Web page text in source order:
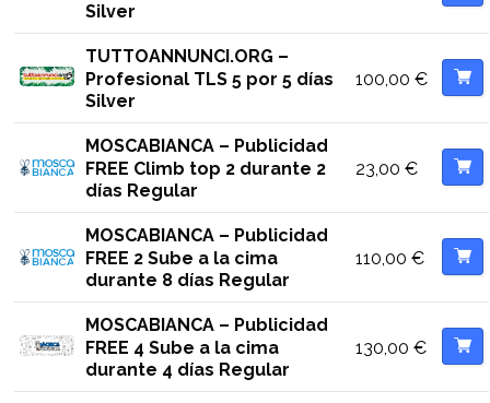
Silver
TUTTOANNUNCI.ORG –
Profesional TLS 5 por 5 días
Silver
100,00 €
MOSCABIANCA – Publicidad
FREE Climb top 2 durante 2
días Regular
23,00 €
MOSCABIANCA – Publicidad
FREE 2 Sube a la cima
durante 8 días Regular
110,00 €
MOSCABIANCA – Publicidad
FREE 4 Sube a la cima
durante 4 días Regular
130,00 €